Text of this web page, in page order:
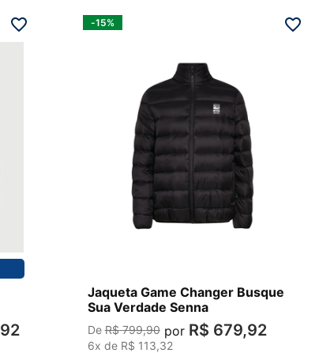
92
-15%
Jaqueta Game Changer Busque
Sua Verdade Senna
R$ 799,90 por R$ 679,92
6x de R$ 113,32